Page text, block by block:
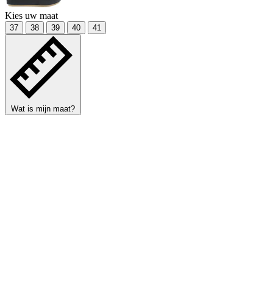
Kies uw maat
37 38 39 40 41
Wat is mijn maat?